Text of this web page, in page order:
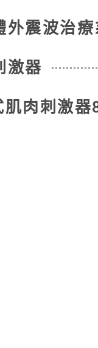
外震波治療
激器
肉刺激器